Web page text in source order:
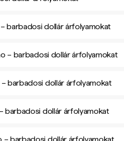
barbadosi dollár árfolyamokat
– barbadosi dollár árfolyamokat
barbadosi dollár árfolyamokat
barbadosi dollár árfolyamokat